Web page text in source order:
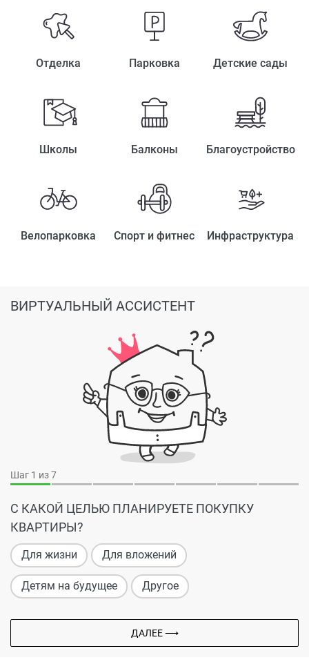
Отделка Парковка Детские сады
Школы Балконы Благоустройство
Велопарковка Спорт и фитнес Инфраструктура
Шаг 1 из 7
С КАКОЙ ЦЕЛЬЮ ПЛАНИРУЕТЕ ПОКУПКУ
КВАРТИРЫ?
Для жизни Для вложений
Детям на будущее Другое
ДАЛЕЕ ⟶
ВИРТУАЛЬНЫЙ АССИСТЕНТ